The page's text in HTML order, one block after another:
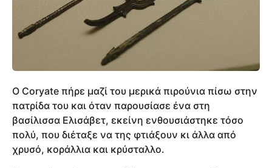
Ο Coryate πήρε μαζί του μερικά πιρούνια πίσω στην
πατρίδα του και όταν παρουσίασε ένα στη
βασίλισσα Ελισάβετ, εκείνη ενθουσιάστηκε τόσο
πολύ, που διέταξε να της φτιάξουν κι άλλα από
χρυσό, κοράλλια και κρύσταλλο.